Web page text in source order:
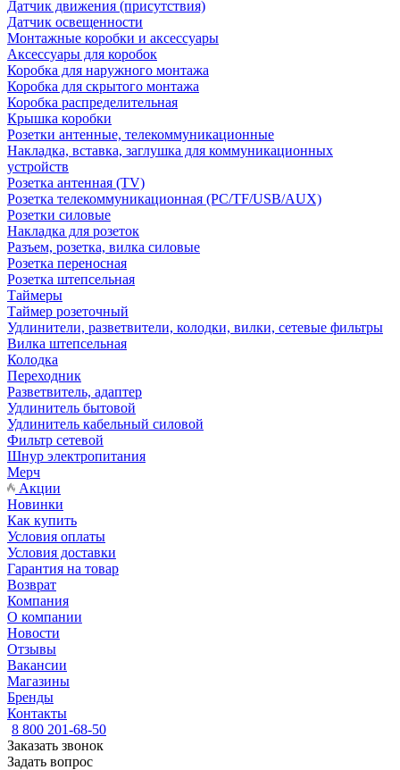
Датчик движения (присутствия)
Датчик освещенности
Монтажные коробки и аксессуары
Аксессуары для коробок
Коробка для наружного монтажа
Коробка для скрытого монтажа
Коробка распределительная
Крышка коробки
Розетки антенные, телекоммуникационные
Накладка, вставка, заглушка для коммуникационных
устройств
Розетка антенная (TV)
Розетка телекоммуникационная (PC/TF/USB/AUX)
Розетки силовые
Накладка для розеток
Разъем, розетка, вилка силовые
Розетка переносная
Розетка штепсельная
Таймеры
Таймер розеточный
Удлинители, разветвители, колодки, вилки, сетевые фильтры
Вилка штепсельная
Колодка
Переходник
Разветвитель, адаптер
Удлинитель бытовой
Удлинитель кабельный силовой
Фильтр сетевой
Шнур электропитания
Мерч
Акции
Новинки
Как купить
Условия оплаты
Условия доставки
Гарантия на товар
Возврат
Компания
О компании
Новости
Отзывы
Вакансии
Магазины
Бренды
Контакты
8 800 201-68-50
Заказать звонок
Задать вопрос